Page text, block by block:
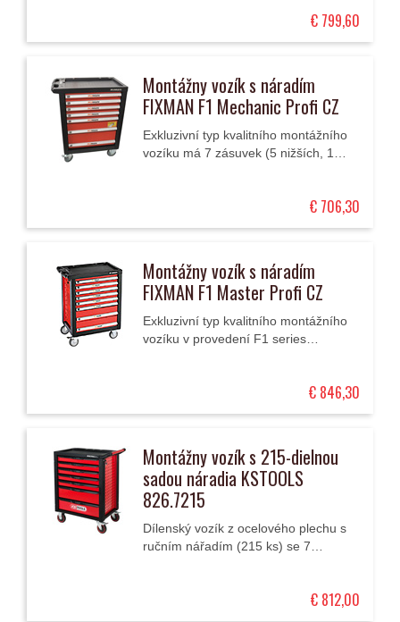
€ 799,60
Montážny vozík s náradím
FIXMAN F1 Mechanic Profi CZ
Exkluzivní typ kvalitního montážního
vozíku má 7 zásuvek (5 nižších, 1
€ 706,30
Montážny vozík s náradím
FIXMAN F1 Master Profi CZ
Exkluzivní typ kvalitního montážního
vozíku v provedení F1 series
€ 846,30
Montážny vozík s 215-dielnou
sadou náradia KSTOOLS
826.7215
Dílenský vozík z ocelového plechu s
ručním nářadím (215 ks) se 7
€ 812,00